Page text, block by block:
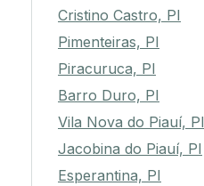
Cristino Castro, PI
Pimenteiras, PI
Piracuruca, PI
Barro Duro, PI
Vila Nova do Piauí, PI
Jacobina do Piauí, PI
Esperantina, PI